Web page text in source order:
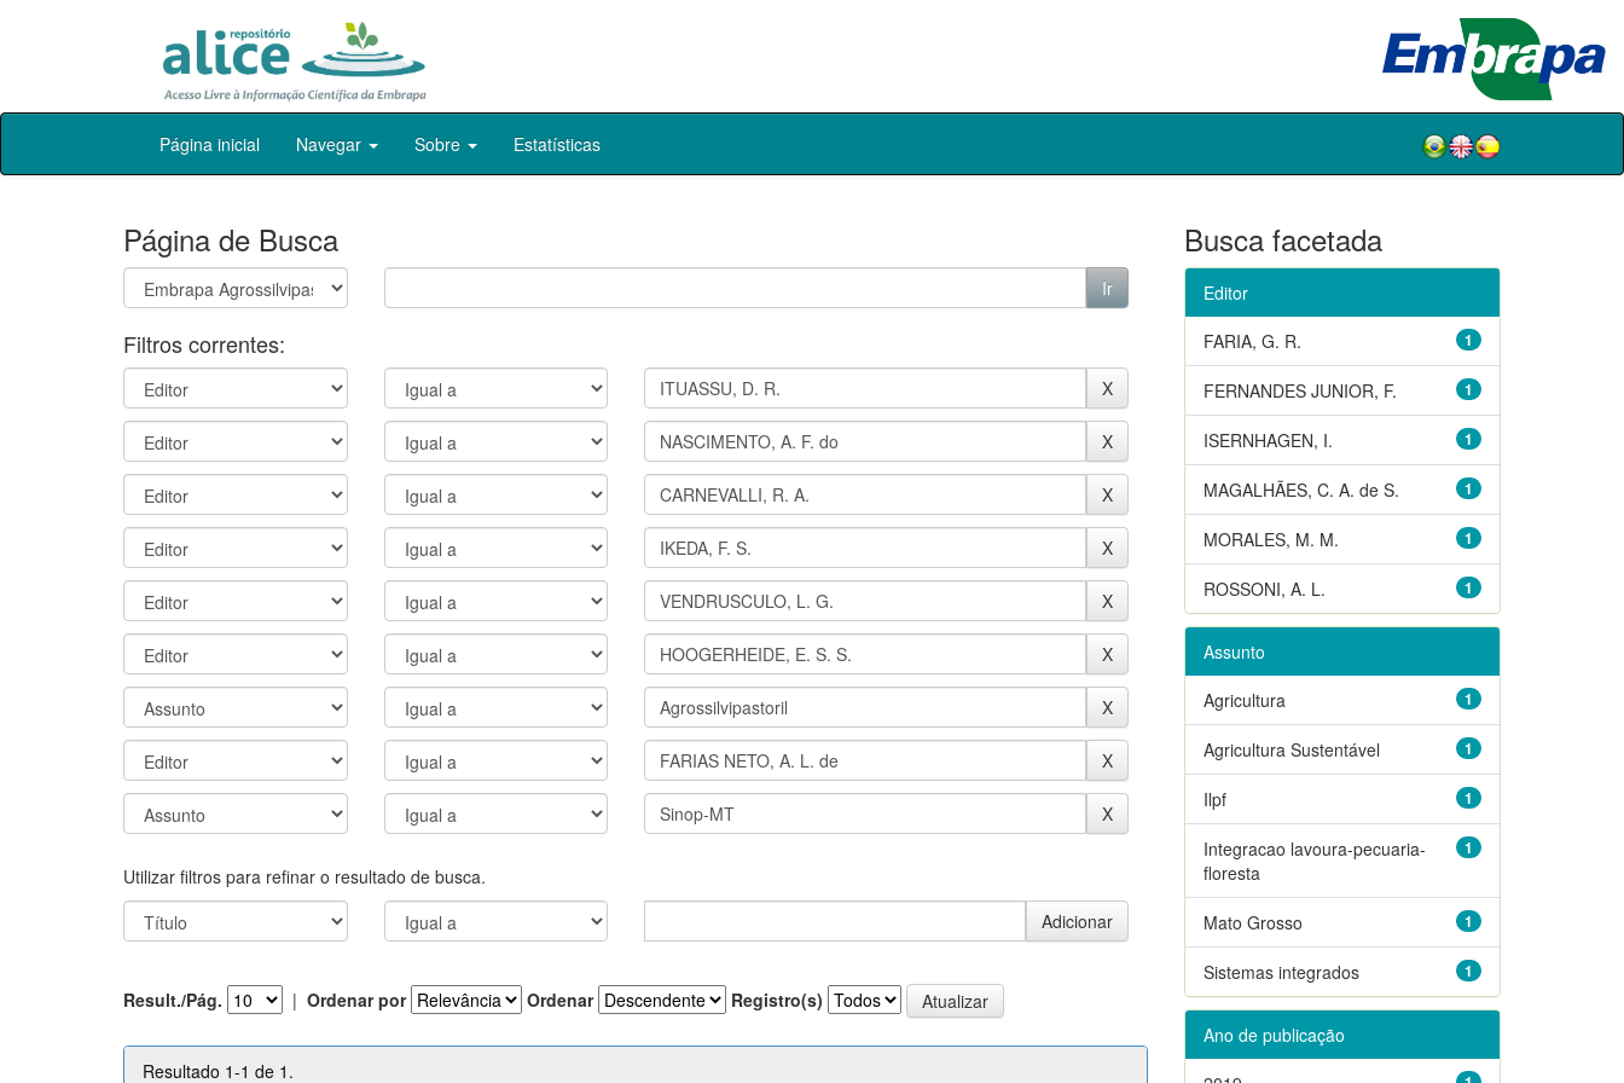
Skip
Página inicial Navegar Sobre Estatísticas
Página de Busca
Filtros correntes:
Utilizar filtros para refinar o resultado de busca.
Result./Pág. | Ordenar por Ordenar Registro(s)
Resultado 1-1 de 1.
Busca facetada
Editor
1
FARIA, G. R.
1
FERNANDES JUNIOR, F.
1
ISERNHAGEN, I.
1
MAGALHÃES, C. A. de S.
1
MORALES, M. M.
1
ROSSONI, A. L.
Assunto
1
Agricultura
1
Agricultura Sustentável
1
Ilpf
1
Integracao lavoura-pecuaria-
floresta
1
Mato Grosso
1
Sistemas integrados
Ano de publicação